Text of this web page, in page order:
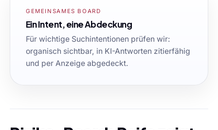
GEMEINSAMES BOARD
Ein Intent, eine Abdeckung
Für wichtige Suchintentionen prüfen wir:
organisch sichtbar, in KI-Antworten zitierfähig
und per Anzeige abgedeckt.